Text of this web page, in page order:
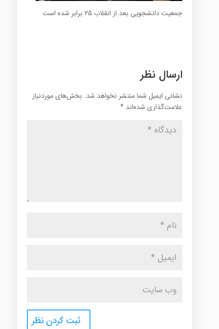
جمعیت دانشجویی بعد از انقلاب ۲۵ برابر شده است
ارسال نظر
نشانی ایمیل شما منتشر نخواهد شد. بخش‌های موردنیاز
علامت‌گذاری شده‌اند *